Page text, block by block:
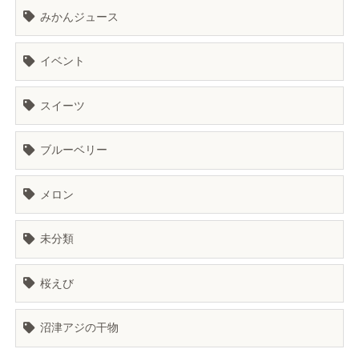
みかんジュース
イベント
スイーツ
ブルーベリー
メロン
未分類
桜えび
沼津アジの干物